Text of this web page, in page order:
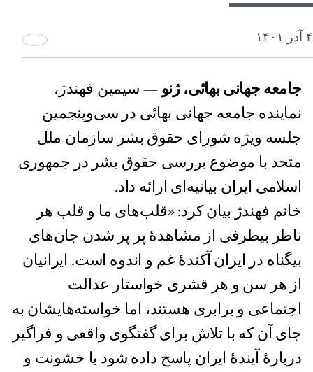
۴ آذر ۱۴۰۱
جامعه جهانی بهائی، ژنو — سیمین فهندژ،
نماینده جامعه جهانی بهائی در سی‌وپنجمین
جلسه ویژه شورای حقوق بشر سازمان ملل
متحد با موضوع بررسی حقوق بشر در جمهوری
اسلامی ایران بیانیه‌ای ارائه داد.
خانم فهندژ بیان کرد: «قلب‌های ما و قلب هر
ناظر بیطرفی از مشاهدۀ پر پر شدن جان‌های
بیگناه در ایران آکندۀ غم و اندوه است. ایرانیان
از هر سن و هر قشری خواستار عدالت
اجتماعی و برابری هستند، اما خواسته‌هایشان به
جای آن که با تلاش برای گفتگوی واقعی و فراگیر
دربارۀ آیندۀ ایران پاسخ داده شود با خشونت و